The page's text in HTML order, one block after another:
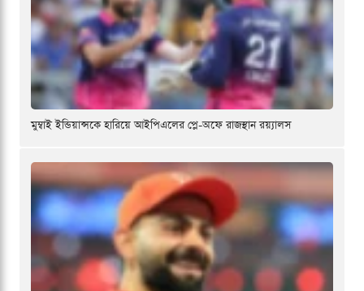
মুম্বাই ইন্ডিয়ান্সকে হারিয়ে আইপিএলের প্লে-অফে রাজস্থান রয়্যালস